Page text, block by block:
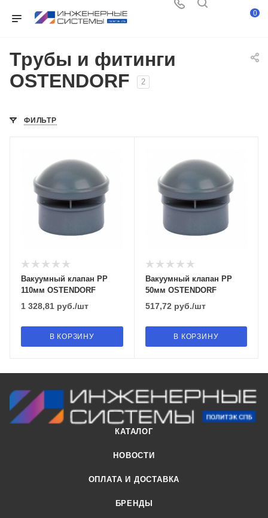
0
Трубы и фитинги
OSTENDORF
2
ФИЛЬТР
Вакуумный клапан PP
110мм OSTENDORF
1 328,81 руб./шт
В КОРЗИНУ
Вакуумный клапан PP
50мм OSTENDORF
517,72 руб./шт
В КОРЗИНУ
КАТАЛОГ
НОВОСТИ
ОПЛАТА И ДОСТАВКА
БРЕНДЫ